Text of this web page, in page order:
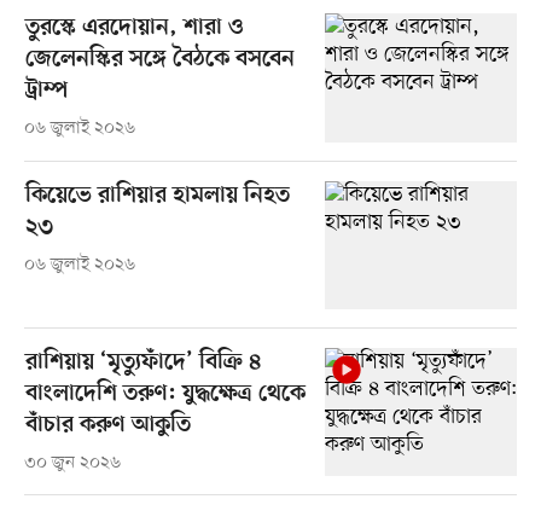
তুরস্কে এরদোয়ান, শারা ও
জেলেনস্কির সঙ্গে বৈঠকে বসবেন
ট্রাম্প
০৬ জুলাই ২০২৬
কিয়েভে রাশিয়ার হামলায় নিহত
২৩
০৬ জুলাই ২০২৬
রাশিয়ায় ‘মৃত্যুফাঁদে’ বিক্রি ৪
বাংলাদেশি তরুণ: যুদ্ধক্ষেত্র থেকে
বাঁচার করুণ আকুতি
৩০ জুন ২০২৬